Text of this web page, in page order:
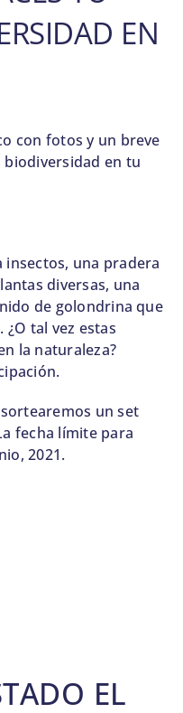
EN
con fotos y un breve
en tu
insectos, una pradera
diversas, una
de golondrina que
tal vez estas
la naturaleza?
un set
fecha límite para
2021.
EL